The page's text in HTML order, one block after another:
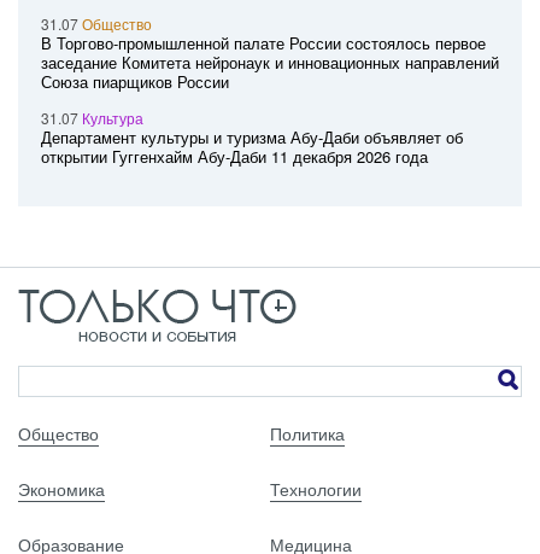
31.07Общество
В Торгово-промышленной палате России состоялось первое
заседание Комитета нейронаук и инновационных направлений
Союза пиарщиков России
31.07 Культура
Департамент культуры и туризма Абу-Даби объявляет об
открытии Гуггенхайм Абу-Даби 11 декабря 2026 года
Общество Политика
Экономика Технологии
Образование Медицина